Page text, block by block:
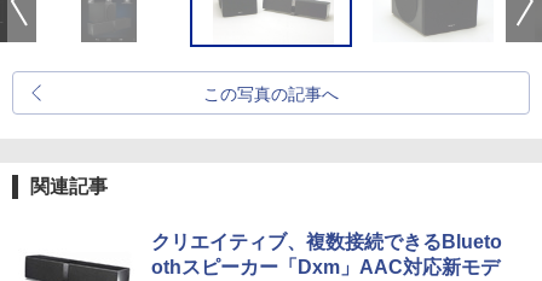
この写真の記事へ
関連記事
クリエイティブ、複数接続できるBlueto
othスピーカー「Dxm」AAC対応新モデ